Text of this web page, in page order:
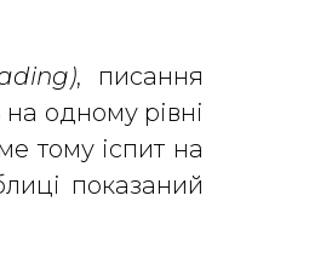
, писання
одному рівні
тому іспит на
показаний